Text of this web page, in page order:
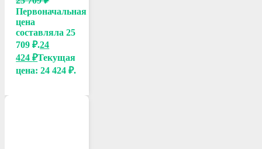
Первоначальная
цена
составляла 25
709 ₽.24
424₽Текущая
цена: 24 424 ₽.